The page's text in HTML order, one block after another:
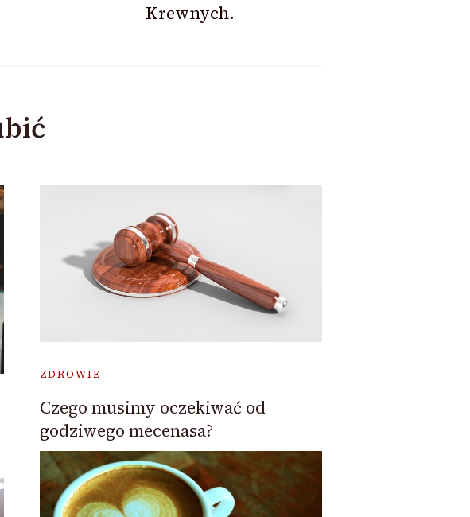
Krewnych.
ZDROWIE
Czego musimy oczekiwać od
godziwego mecenasa?